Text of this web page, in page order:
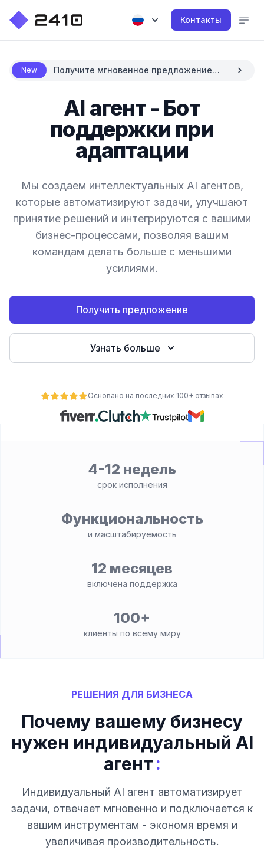
Контакты
New
Получите мгновенное предложение
AI агент - Бот
поддержки при
адаптации
Мы создаем интеллектуальных AI агентов,
которые автоматизируют задачи, улучшают
принятие решений и интегрируются с вашими
бизнес-процессами, позволяя вашим
командам делать больше с меньшими
усилиями.
Получить предложение
Узнать больше
Основано на последних 100+ отзывах
4-12 недель
срок исполнения
Функциональность
и масштабируемость
12 месяцев
включена поддержка
100+
клиенты по всему миру
РЕШЕНИЯ ДЛЯ БИЗНЕСА
Почему вашему бизнесу
нужен индивидуальный AI
агент:
Индивидуальный AI агент автоматизирует
задачи, отвечает мгновенно и подключается к
вашим инструментам - экономя время и
увеличивая производительность.